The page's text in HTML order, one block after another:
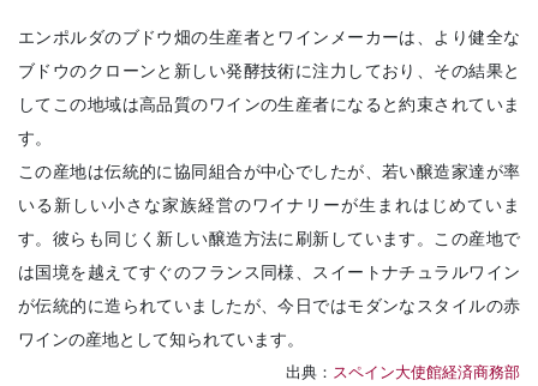
エンポルダのブドウ畑の生産者とワインメーカーは、より健全な
ブドウのクローンと新しい発酵技術に注力しており、その結果と
してこの地域は高品質のワインの生産者になると約束されていま
す。
この産地は伝統的に協同組合が中心でしたが、若い醸造家達が率
いる新しい小さな家族経営のワイナリーが生まれはじめていま
す。彼らも同じく新しい醸造方法に刷新しています。この産地で
は国境を越えてすぐのフランス同様、スイートナチュラルワイン
が伝統的に造られていましたが、今日ではモダンなスタイルの赤
ワインの産地として知られています。
出典： スペイン大使館経済商務部